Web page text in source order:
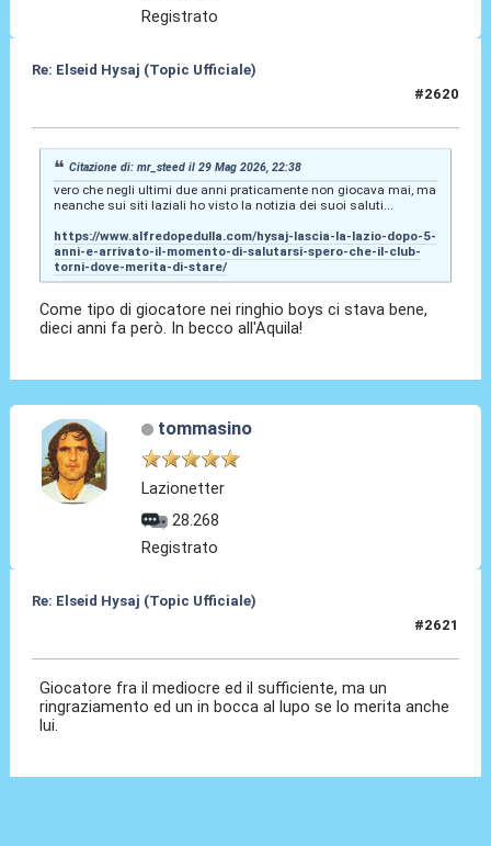
Registrato
Re: Elseid Hysaj (Topic Ufficiale)
#2620
Citazione di: mr_steed il 29 Mag 2026, 22:38
vero che negli ultimi due anni praticamente non giocava mai, ma
neanche sui siti laziali ho visto la notizia dei suoi saluti...
https://www.alfredopedulla.com/hysaj-lascia-la-lazio-dopo-5-
anni-e-arrivato-il-momento-di-salutarsi-spero-che-il-club-
torni-dove-merita-di-stare/
Come tipo di giocatore nei ringhio boys ci stava bene,
dieci anni fa però. In becco all'Aquila!
tommasino
Lazionetter
28.268
Registrato
Re: Elseid Hysaj (Topic Ufficiale)
#2621
Giocatore fra il mediocre ed il sufficiente, ma un
ringraziamento ed un in bocca al lupo se lo merita anche
lui.